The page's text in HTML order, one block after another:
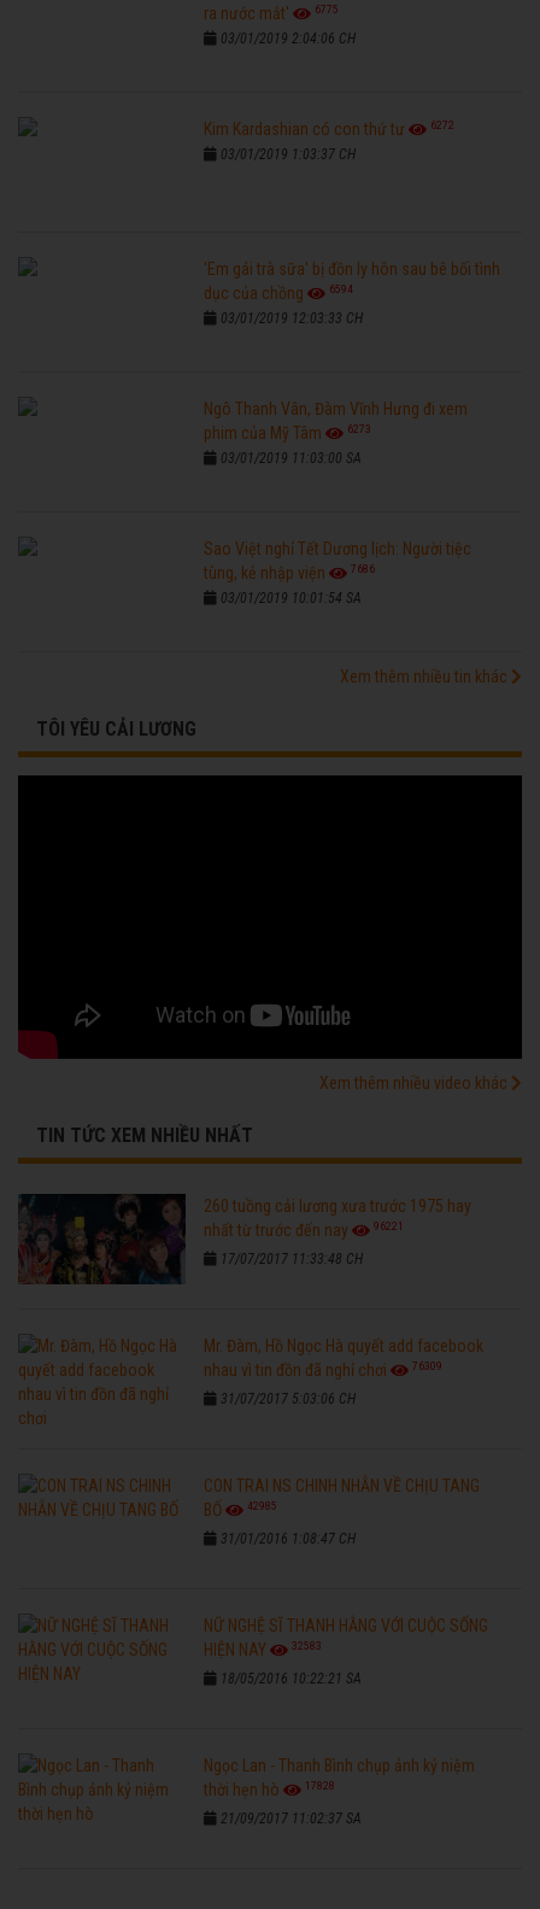
ra nước mắt'
6775
03/01/2019 2:04:06 CH
Kim Kardashian có con thứ tư 6272
03/01/2019 1:03:37 CH
'Em gái trà sữa' bị đồn ly hôn sau bê bối tình
dục của chồng
6594
03/01/2019 12:03:33 CH
Ngô Thanh Vân, Đàm Vĩnh Hưng đi xem
phim của Mỹ Tâm
6273
03/01/2019 11:03:00 SA
Sao Việt nghỉ Tết Dương lịch: Người tiệc
tùng, kẻ nhập viện
7686
03/01/2019 10:01:54 SA
Xem thêm nhiều tin khác
TÔI YÊU CẢI LƯƠNG
Xem thêm nhiều video khác
TIN TỨC XEM NHIỀU NHẤT
260 tuồng cải lương xưa trước 1975 hay
nhất từ trước đến nay
96221
17/07/2017 11:33:48 CH
Mr. Đàm, Hồ Ngọc Hà quyết add facebook
nhau vì tin đồn đã nghỉ chơi
76309
31/07/2017 5:03:06 CH
CON TRAI NS CHINH NHẪN VỀ CHỊU TANG
BỐ
42985
31/01/2016 1:08:47 CH
NỮ NGHỆ SĨ THANH HẰNG VỚI CUỘC SỐNG
HIỆN NAY
32583
18/05/2016 10:22:21 SA
Ngọc Lan - Thanh Bình chụp ảnh kỷ niệm
thời hẹn hò
17828
21/09/2017 11:02:37 SA